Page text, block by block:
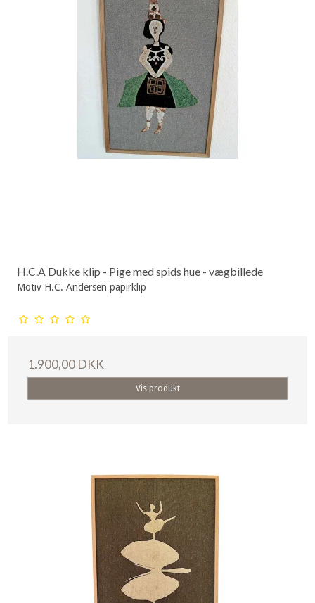
H.C.A Dukke klip - Pige med spids hue - vægbillede
Motiv H.C. Andersen papirklip
1.900,00 DKK
Vis produkt